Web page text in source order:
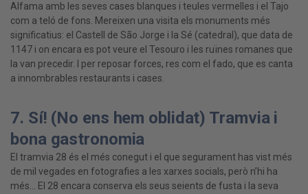
Alfama amb les seves cases blanques i teules vermelles i el Tajo
com a teló de fons. Mereixen una visita els monuments més
significatius: el Castell de São Jorge i la Sé (catedral), que data de
1147 i on encara es pot veure el Tesouro i les ruïnes romanes que
la van precedir. I per reposar forces, res com el fado, que es canta
a innombrables restaurants i cases.
7. Sí! (No ens hem oblidat) Tramvia i
bona gastronomia
El tramvia 28 és el més conegut i el que segurament has vist més
de mil vegades en fotografies a les xarxes socials, però n’hi ha
més… El 28 encara conserva els seus seients de fusta i la seva